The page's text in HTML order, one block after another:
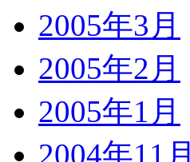
2005年3月
2005年2月
2005年1月
2004年11月